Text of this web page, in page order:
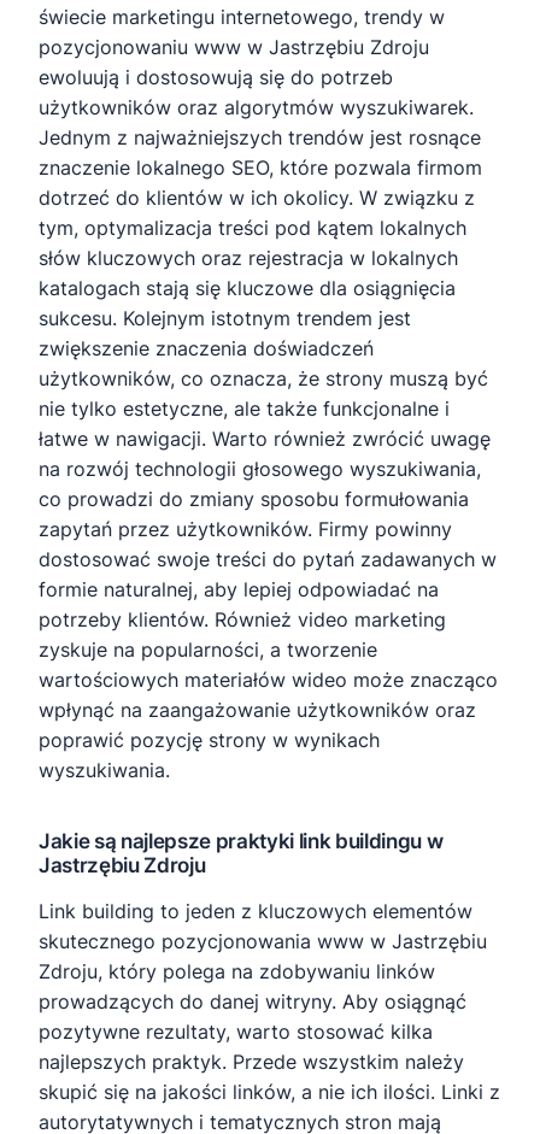
świecie marketingu internetowego, trendy w
pozycjonowaniu www w Jastrzębiu Zdroju
ewoluują i dostosowują się do potrzeb
użytkowników oraz algorytmów wyszukiwarek.
Jednym z najważniejszych trendów jest rosnące
znaczenie lokalnego SEO, które pozwala firmom
dotrzeć do klientów w ich okolicy. W związku z
tym, optymalizacja treści pod kątem lokalnych
słów kluczowych oraz rejestracja w lokalnych
katalogach stają się kluczowe dla osiągnięcia
sukcesu. Kolejnym istotnym trendem jest
zwiększenie znaczenia doświadczeń
użytkowników, co oznacza, że strony muszą być
nie tylko estetyczne, ale także funkcjonalne i
łatwe w nawigacji. Warto również zwrócić uwagę
na rozwój technologii głosowego wyszukiwania,
co prowadzi do zmiany sposobu formułowania
zapytań przez użytkowników. Firmy powinny
dostosować swoje treści do pytań zadawanych w
formie naturalnej, aby lepiej odpowiadać na
potrzeby klientów. Również video marketing
zyskuje na popularności, a tworzenie
wartościowych materiałów wideo może znacząco
wpłynąć na zaangażowanie użytkowników oraz
poprawić pozycję strony w wynikach
wyszukiwania.
Jakie są najlepsze praktyki link buildingu w
Jastrzębiu Zdroju
Link building to jeden z kluczowych elementów
skutecznego pozycjonowania www w Jastrzębiu
Zdroju, który polega na zdobywaniu linków
prowadzących do danej witryny. Aby osiągnąć
pozytywne rezultaty, warto stosować kilka
najlepszych praktyk. Przede wszystkim należy
skupić się na jakości linków, a nie ich ilości. Linki z
autorytatywnych i tematycznych stron mają